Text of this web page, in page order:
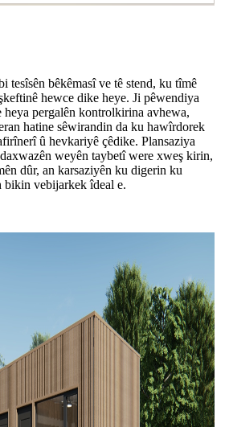
tesîsên bêkêmasî ve tê stend, ku tîmê
hewce dike heye. Ji pêwendiya
pergalên kontrolkirina avhewa,
hatine sêwirandin da ku hawîrdorek
û hevkariyê çêdike. Plansaziya
weyên taybetî were xweş kirin,
dûr, an karsaziyên ku digerin ku
bikin vebijarkek îdeal e.